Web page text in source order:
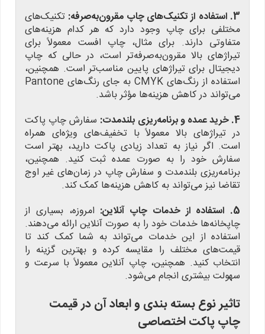
3. استفاده از تکنیک‌های چاپ مقرون‌به‌صرفه:
تکنیک‌های
مختلفی برای چاپ وجود دارد که هر کدام هزینه‌های
متفاوتی دارند. برای مثال، چاپ افست معمولاً برای
تیراژهای بالا مقرون‌به‌صرفه‌تر است، در حالی که چاپ
دیجیتال برای تیراژهای پایین مناسب‌تر است. همچنین،
استفاده از رنگ‌های CMYK به جای رنگ‌های Pantone
می‌تواند در کاهش هزینه‌ها مؤثر باشد.
4. خرید عمده و برنامه‌ریزی بلندمدت:
سفارش چاپ پاکت
در تیراژهای بالا معمولاً با تخفیف‌های ویژه‌ای همراه
است. اگر نیاز به تعداد زیادی پاکت دارید، بهتر است
سفارش خود را به صورت عمده ثبت کنید. همچنین،
برنامه‌ریزی بلندمدت و سفارش چاپ در زمان‌های غیر اوج
تقاضا نیز می‌تواند به کاهش هزینه‌ها کمک کند.
5. استفاده از خدمات چاپ آنلاین:
امروزه، بسیاری از
چاپخانه‌ها خدمات خود را به صورت آنلاین ارائه می‌دهند.
استفاده از این خدمات می‌تواند به شما کمک کند تا
قیمت‌های مختلف را مقایسه کرده و بهترین گزینه را
انتخاب کنید. همچنین، چاپ آنلاین معمولاً با سرعت و
سهولت بیشتری انجام می‌شود.
تاثیر نوع بسته بندی و ابعاد آن در قیمت
چاپ پاکت اختصاصی